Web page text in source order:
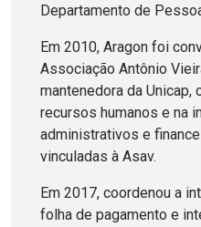
Departamento de
Em 2010, Aragon foi
Associação Antônio
mantenedora da Unicap,
recursos humanos e na
administrativos e
vinculadas à Asav.
Em 2017, coordenou a
folha de pagamento e